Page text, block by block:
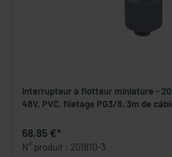
Interrupteur à flotteur miniature -
48V, PVC, filetage PG3/8, 3m de
68,85 €*
N° produit : 201810-3